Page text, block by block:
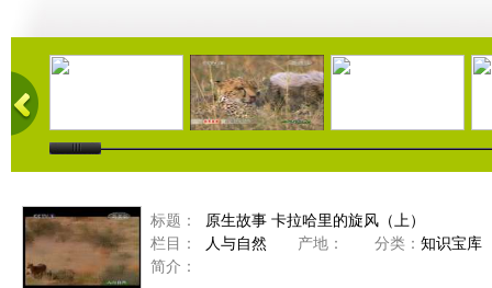
10:39 29:59 00:29:59
标题：
原生故事 卡拉哈里的旋风（上）
栏目：
人与自然 产地： 分类： 知识宝库
简介：